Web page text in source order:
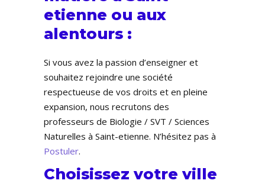
etienne ou aux
alentours :
Si vous avez la passion d’enseigner et
souhaitez rejoindre une société
respectueuse de vos droits et en pleine
expansion, nous recrutons des
professeurs de Biologie / SVT / Sciences
Naturelles à Saint-etienne. N’hésitez pas à
Postuler.
Choisissez votre ville